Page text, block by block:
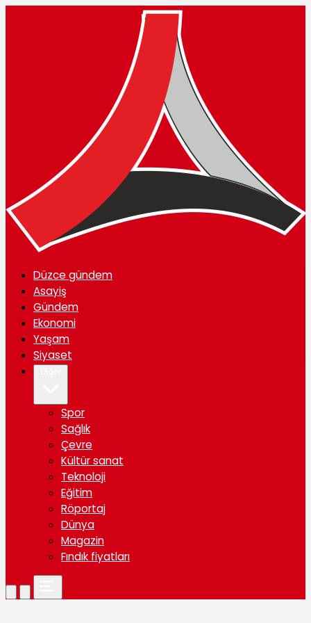
Düzce gündem
Asayiş
Gündem
Ekonomi
Yaşam
Siyaset
Spor
Sağlık
Çevre
Kültür sanat
Teknoloji
Eğitim
Röportaj
Dünya
Magazin
Fındık fiyatları